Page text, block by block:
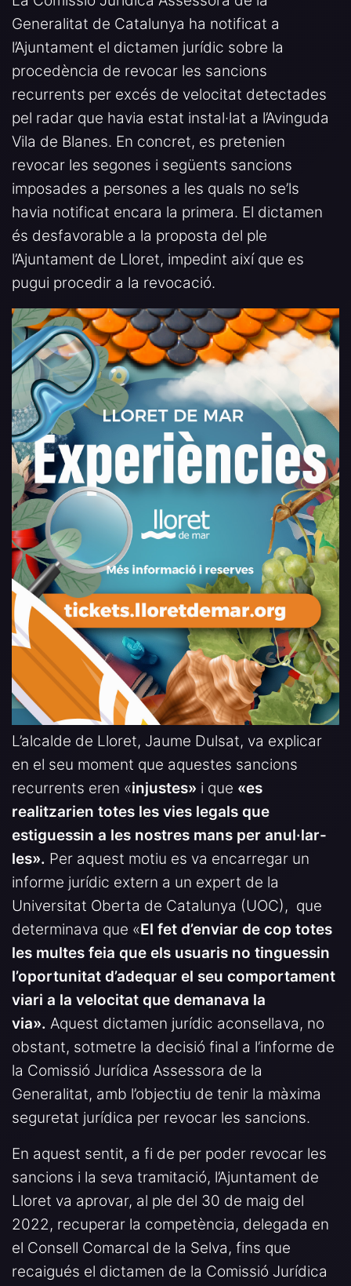
Generalitat de Catalunya ha notificat a
l’Ajuntament el dictamen jurídic sobre la
procedència de revocar les sancions
recurrents per excés de velocitat detectades
pel radar que havia estat instal·lat a l’Avinguda
Vila de Blanes. En concret, es pretenien
revocar les segones i següents sancions
imposades a persones a les quals no se’ls
havia notificat encara la primera. El dictamen
és desfavorable a la proposta del ple
l’Ajuntament de Lloret, impedint així que es
pugui procedir a la revocació.
L’alcalde de Lloret, Jaume Dulsat, va explicar
en el seu moment que aquestes sancions
recurrents eren «injustes» i que «es
realitzarien totes les vies legals que
estiguessin a les nostres mans per anul·lar-
les». Per aquest motiu es va encarregar un
informe jurídic extern a un expert de la
Universitat Oberta de Catalunya (UOC), que
determinava que «El fet d’enviar de cop totes
les multes feia que els usuaris no tinguessin
l’oportunitat d’adequar el seu comportament
viari a la velocitat que demanava la
via». Aquest dictamen jurídic aconsellava, no
obstant, sotmetre la decisió final a l’informe de
la Comissió Jurídica Assessora de la
Generalitat, amb l’objectiu de tenir la màxima
seguretat jurídica per revocar les sancions.
En aquest sentit, a fi de per poder revocar les
sancions i la seva tramitació, l’Ajuntament de
Lloret va aprovar, al ple del 30 de maig del
2022, recuperar la competència, delegada en
el Consell Comarcal de la Selva, fins que
recaigués el dictamen de la Comissió Jurídica